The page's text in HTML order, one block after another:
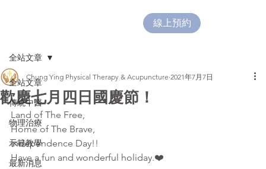
線上預約
全站文章
傳統中醫
物理治療
示範教學
最新消息
全站文章
歡慶七月四日國慶節！
Chung Ying Physical Therapy & Acupuncture 2021年7月7日
Land of The Free,
Home of The Brave,
Independence Day!!
Have a fun and wonderful holiday.❤️